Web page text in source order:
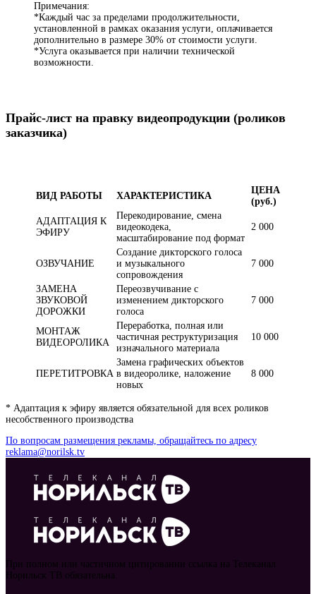
Примечания:
*Каждый час за пределами продолжительности,
установленной в рамках оказания услуги, оплачивается
дополнительно в размере 30% от стоимости услуги.
*Услуга оказывается при наличии технической
возможности.
Прайс-лист на правку видеопродукции (роликов
заказчика)
ВИД РАБОТЫ ХАРАКТЕРИСТИКА
ЦЕНА
(руб.)
АДАПТАЦИЯ К
ЭФИРУ
Перекодирование, смена
видеокодека,
масштабирование под формат
2 000
ОЗВУЧАНИЕ
Создание дикторского голоса
и музыкального
сопровождения
7 000
ЗАМЕНА
ЗВУКОВОЙ
ДОРОЖКИ
Переозвучивание с
изменением дикторского
голоса
7 000
МОНТАЖ
ВИДЕОРОЛИКА
Переработка, полная или
частичная реструктуризация
изначального материала
10 000
ПЕРЕТИТРОВКА
Замена графических объектов
в видеоролике, наложение
новых
8 000
* Адаптация к эфиру является обязательной для всех роликов
несобственного производства
По вопросам размещения рекламы, обращайтесь по адресу
reklama@norilsk.tv
При полном или частичном цитировании ссылка на Телеканал
Норильск ТВ обязательна.